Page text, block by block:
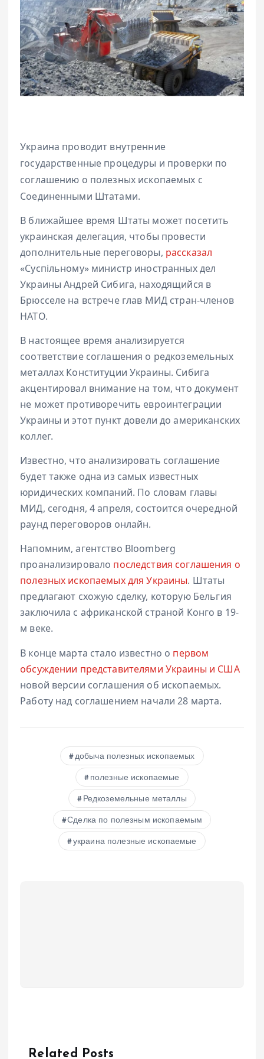
Украина проводит внутренние
государственные процедуры и проверки по
соглашению о полезных ископаемых с
Соединенными Штатами.
В ближайшее время Штаты может посетить
украинская делегация, чтобы провести
дополнительные переговоры, рассказал
«Суспільному» министр иностранных дел
Украины Андрей Сибига, находящийся в
Брюсселе на встрече глав МИД стран-членов
НАТО.
В настоящее время анализируется
соответствие соглашения о редкоземельных
металлах Конституции Украины. Сибига
акцентировал внимание на том, что документ
не может противоречить евроинтеграции
Украины и этот пункт довели до американских
коллег.
Известно, что анализировать соглашение
будет также одна из самых известных
юридических компаний. По словам главы
МИД, сегодня, 4 апреля, состоится очередной
раунд переговоров онлайн.
Напомним, агентство Bloomberg
проанализировало последствия соглашения о
полезных ископаемых для Украины. Штаты
предлагают схожую сделку, которую Бельгия
заключила с африканской страной Конго в 19-
м веке.
В конце марта стало известно о первом
обсуждении представителями Украины и США
новой версии соглашения об ископаемых.
Работу над соглашением начали 28 марта.
добыча полезных ископаемых
полезные ископаемые
Редкоземельные металлы
Сделка по полезным ископаемым
украина полезные ископаемые
Related Posts